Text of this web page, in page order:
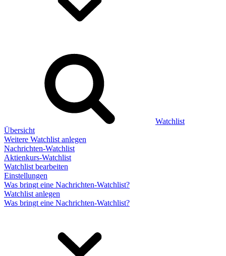
Watchlist
Übersicht
Weitere Watchlist anlegen
Nachrichten-Watchlist
Aktienkurs-Watchlist
Watchlist bearbeiten
Einstellungen
Was bringt eine Nachrichten-Watchlist?
Watchlist anlegen
Was bringt eine Nachrichten-Watchlist?